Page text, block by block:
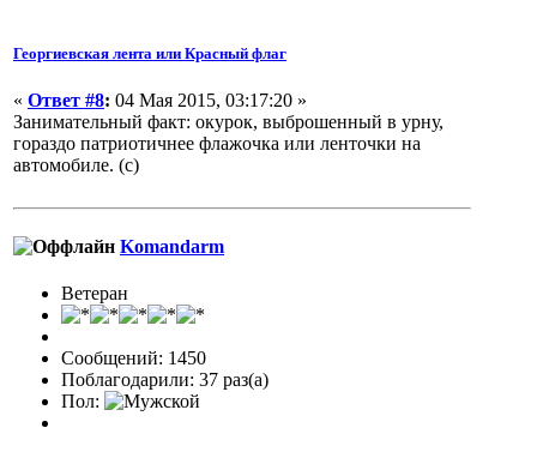
Георгиевская лента или Красный флаг
« Ответ #8: 04 Мая 2015, 03:17:20 »
Занимательный факт: окурок, выброшенный в урну,
гораздо патриотичнее флажочка или ленточки на
автомобиле. (с)
Komandarm
Ветеран
Сообщений: 1450
Поблагодарили: 37 раз(а)
Пол: